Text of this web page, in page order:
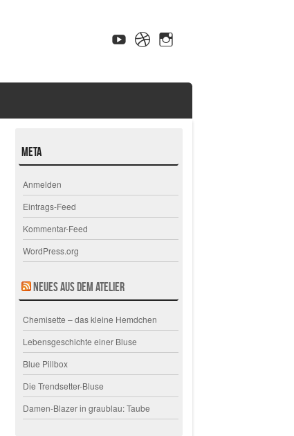
Meta
Anmelden
Eintrags-Feed
Kommentar-Feed
WordPress.org
Neues aus dem Atelier
Chemisette – das kleine Hemdchen
Lebensgeschichte einer Bluse
Blue Pillbox
Die Trendsetter-Bluse
Damen-Blazer in graublau: Taube